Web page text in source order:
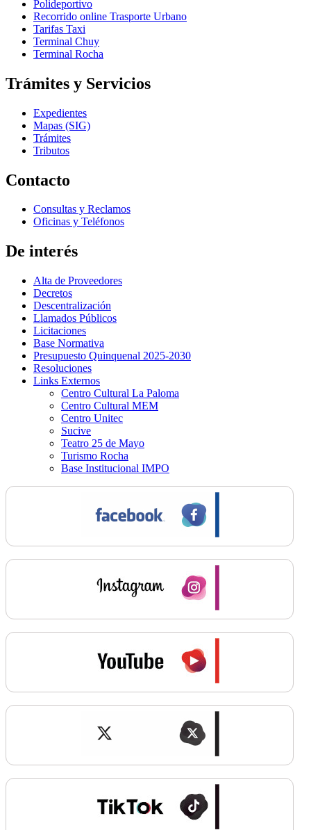
Polideportivo
Recorrido online Trasporte Urbano
Tarifas Taxi
Terminal Chuy
Terminal Rocha
Trámites y Servicios
Expedientes
Mapas (SIG)
Trámites
Tributos
Contacto
Consultas y Reclamos
Oficinas y Teléfonos
De interés
Alta de Proveedores
Decretos
Descentralización
Llamados Públicos
Licitaciones
Base Normativa
Presupuesto Quinquenal 2025-2030
Resoluciones
Links Externos
Centro Cultural La Paloma
Centro Cultural MEM
Centro Unitec
Sucive
Teatro 25 de Mayo
Turismo Rocha
Base Institucional IMPO